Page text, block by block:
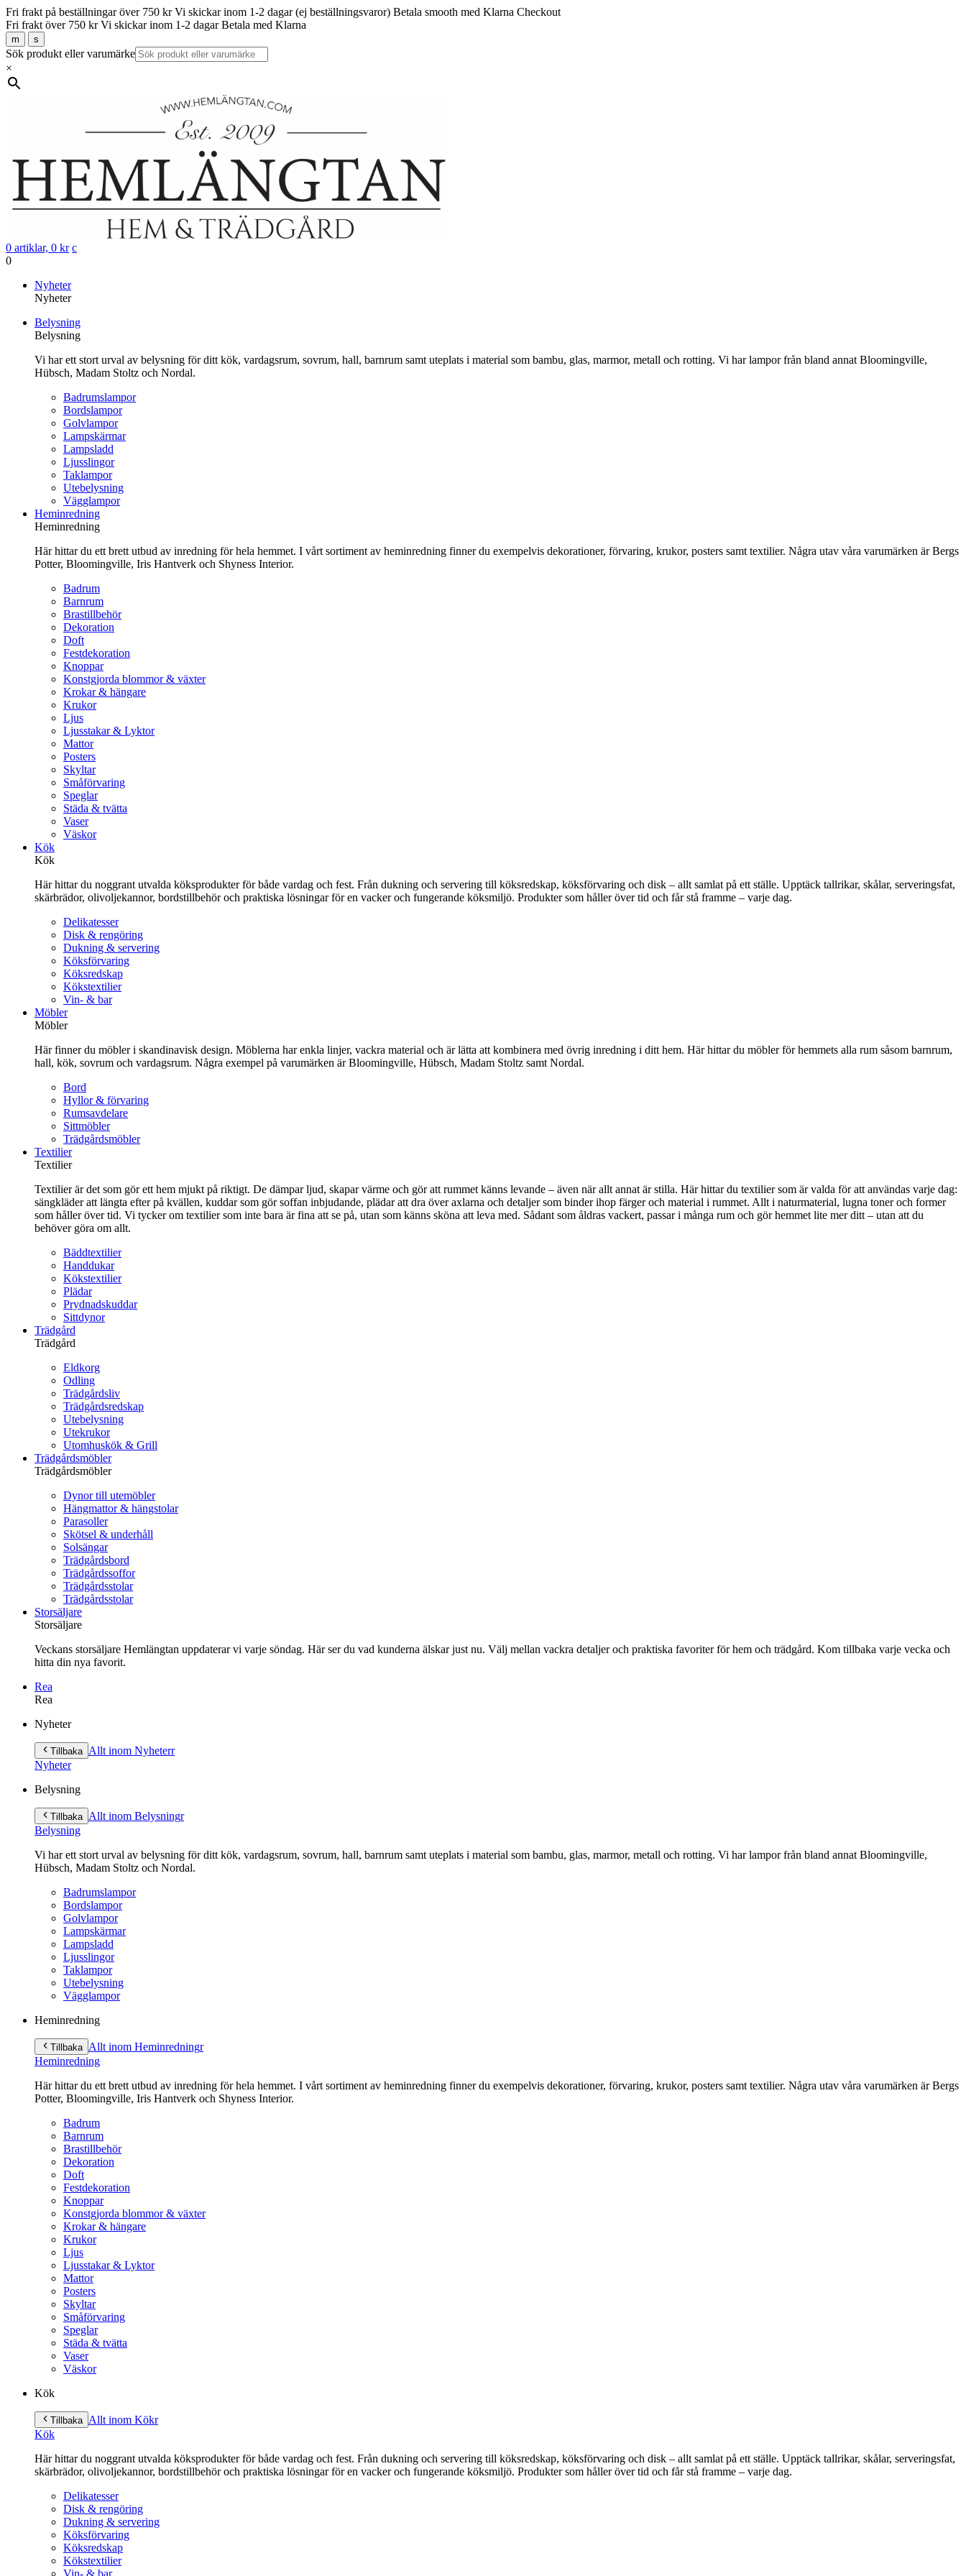
Fri frakt på beställningar över 750 kr Vi skickar inom 1-2 dagar (ej beställningsvaror) Betala smooth med Klarna Checkout
Fri frakt över 750 kr Vi skickar inom 1-2 dagar Betala med Klarna
m s
Sök produkt eller varumärke
×
0 artiklar, 0 kr c
0
innehåll
Nyheter
Nyheter
Belysning
Belysning
Vi har ett stort urval av belysning för ditt kök, vardagsrum, sovrum, hall, barnrum samt uteplats i material som bambu, glas, marmor, metall och rotting. Vi har lampor från bland annat Bloomingville,
Hübsch, Madam Stoltz och Nordal.
Badrumslampor
Bordslampor
Golvlampor
Lampskärmar
Lampsladd
Ljusslingor
Taklampor
Utebelysning
Vägglampor
Heminredning
Heminredning
Här hittar du ett brett utbud av inredning för hela hemmet. I vårt sortiment av heminredning finner du exempelvis dekorationer, förvaring, krukor, posters samt textilier. Några utav våra varumärken är Bergs
Potter, Bloomingville, Iris Hantverk och Shyness Interior.
Badrum
Barnrum
Brastillbehör
Dekoration
Doft
Festdekoration
Knoppar
Konstgjorda blommor & växter
Krokar & hängare
Krukor
Ljus
Ljusstakar & Lyktor
Mattor
Posters
Skyltar
Småförvaring
Speglar
Städa & tvätta
Vaser
Väskor
Kök
Kök
Här hittar du noggrant utvalda köksprodukter för både vardag och fest. Från dukning och servering till köksredskap, köksförvaring och disk – allt samlat på ett ställe. Upptäck tallrikar, skålar, serveringsfat,
skärbrädor, olivoljekannor, bordstillbehör och praktiska lösningar för en vacker och fungerande köksmiljö. Produkter som håller över tid och får stå framme – varje dag.
Delikatesser
Disk & rengöring
Dukning & servering
Köksförvaring
Köksredskap
Kökstextilier
Vin- & bar
Möbler
Möbler
Här finner du möbler i skandinavisk design. Möblerna har enkla linjer, vackra material och är lätta att kombinera med övrig inredning i ditt hem. Här hittar du möbler för hemmets alla rum såsom barnrum,
hall, kök, sovrum och vardagsrum. Några exempel på varumärken är Bloomingville, Hübsch, Madam Stoltz samt Nordal.
Bord
Hyllor & förvaring
Rumsavdelare
Sittmöbler
Trädgårdsmöbler
Textilier
Textilier
Textilier är det som gör ett hem mjukt på riktigt. De dämpar ljud, skapar värme och gör att rummet känns levande – även när allt annat är stilla. Här hittar du textilier som är valda för att användas varje dag:
sängkläder att längta efter på kvällen, kuddar som gör soffan inbjudande, plädar att dra över axlarna och detaljer som binder ihop färger och material i rummet. Allt i naturmaterial, lugna toner och former
som håller över tid. Vi tycker om textilier som inte bara är fina att se på, utan som känns sköna att leva med. Sådant som åldras vackert, passar i många rum och gör hemmet lite mer ditt – utan att du
behöver göra om allt.
Bäddtextilier
Handdukar
Kökstextilier
Plädar
Prydnadskuddar
Sittdynor
Trädgård
Trädgård
Eldkorg
Odling
Trädgårdsliv
Trädgårdsredskap
Utebelysning
Utekrukor
Utomhuskök & Grill
Trädgårdsmöbler
Trädgårdsmöbler
Dynor till utemöbler
Hängmattor & hängstolar
Parasoller
Skötsel & underhåll
Solsängar
Trädgårdsbord
Trädgårdssoffor
Trädgårdsstolar
Trädgårdsstolar
Storsäljare
Storsäljare
Veckans storsäljare Hemlängtan uppdaterar vi varje söndag. Här ser du vad kunderna älskar just nu. Välj mellan vackra detaljer och praktiska favoriter för hem och trädgård. Kom tillbaka varje vecka och
hitta din nya favorit.
Rea
Rea
innehåll
Nyheter
Tillbaka Allt inom Nyheterr
Nyheter
Belysning
Tillbaka Allt inom Belysningr
Belysning
Vi har ett stort urval av belysning för ditt kök, vardagsrum, sovrum, hall, barnrum samt uteplats i material som bambu, glas, marmor, metall och rotting. Vi har lampor från bland annat Bloomingville,
Hübsch, Madam Stoltz och Nordal.
Badrumslampor
Bordslampor
Golvlampor
Lampskärmar
Lampsladd
Ljusslingor
Taklampor
Utebelysning
Vägglampor
Heminredning
Tillbaka Allt inom Heminredningr
Heminredning
Här hittar du ett brett utbud av inredning för hela hemmet. I vårt sortiment av heminredning finner du exempelvis dekorationer, förvaring, krukor, posters samt textilier. Några utav våra varumärken är Bergs
Potter, Bloomingville, Iris Hantverk och Shyness Interior.
Badrum
Barnrum
Brastillbehör
Dekoration
Doft
Festdekoration
Knoppar
Konstgjorda blommor & växter
Krokar & hängare
Krukor
Ljus
Ljusstakar & Lyktor
Mattor
Posters
Skyltar
Småförvaring
Speglar
Städa & tvätta
Vaser
Väskor
Kök
Tillbaka Allt inom Kökr
Kök
Här hittar du noggrant utvalda köksprodukter för både vardag och fest. Från dukning och servering till köksredskap, köksförvaring och disk – allt samlat på ett ställe. Upptäck tallrikar, skålar, serveringsfat,
skärbrädor, olivoljekannor, bordstillbehör och praktiska lösningar för en vacker och fungerande köksmiljö. Produkter som håller över tid och får stå framme – varje dag.
Delikatesser
Disk & rengöring
Dukning & servering
Köksförvaring
Köksredskap
Kökstextilier
Vin- & bar